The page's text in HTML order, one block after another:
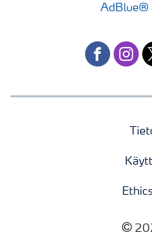
AdBlue®
facebook